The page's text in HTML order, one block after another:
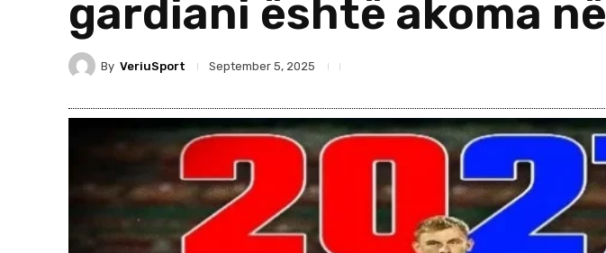
gardiani është akoma
By VeriuSport September 5, 2025